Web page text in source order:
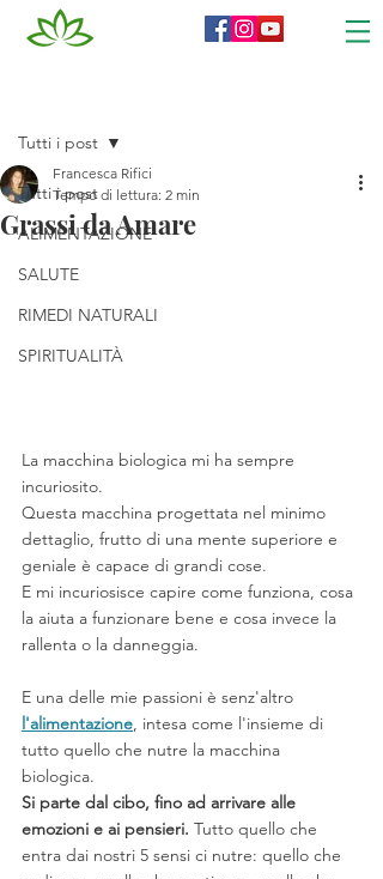
Tutti i post
ALIMENTAZIONE
SALUTE
RIMEDI NATURALI
SPIRITUALITÀ
Tutti i post
Grassi da Amare
Francesca Rifici
Tempo di lettura: 2 min
La macchina biologica mi ha sempre
incuriosito.
Questa macchina progettata nel minimo
dettaglio, frutto di una mente superiore e
geniale è capace di grandi cose.
E mi incuriosisce capire come funziona, cosa
la aiuta a funzionare bene e cosa invece la
rallenta o la danneggia.
E una delle mie passioni è senz'altro
l'alimentazione, intesa come l'insieme di
tutto quello che nutre la macchina
biologica.
Si parte dal cibo, fino ad arrivare alle
emozioni e ai pensieri. Tutto quello che
entra dai nostri 5 sensi ci nutre: quello che